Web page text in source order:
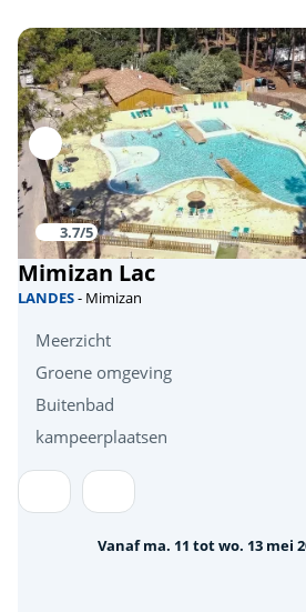
3.7/5
Mimizan Lac
LANDES- Mimizan
Meerzicht
Groene omgeving
Buitenbad
kampeerplaatsen
Vanaf ma. 11 tot wo. 13 mei